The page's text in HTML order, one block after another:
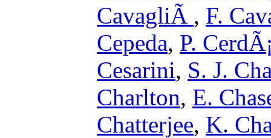
CavagliÃ , F.
Cepeda, P.
Cesarini, S. J.
Charlton, E.
Chatterjee, K.